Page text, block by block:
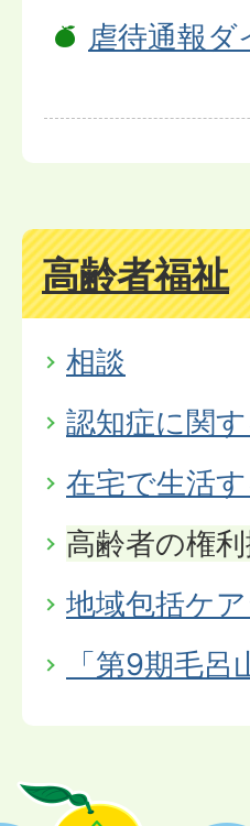
虐待通報ダ
高齢者福祉
相談
認知症に関
在宅で生活
高齢者の権
地域包括ケ
「第9期毛